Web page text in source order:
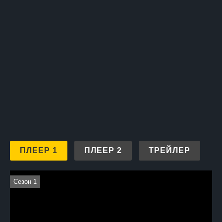
ПЛЕЕР 1 ПЛЕЕР 2 ТРЕЙЛЕР
Сезон 1